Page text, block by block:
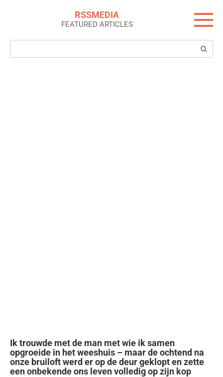
RSSMEDIA
FEATURED ARTICLES
Search:
Ik trouwde met de man met wie ik samen
opgroeide in het weeshuis – maar de ochtend na
onze bruiloft werd er op de deur geklopt en zette
een onbekende ons leven volledig op zijn kop